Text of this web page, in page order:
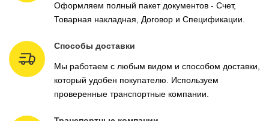
Оформляем полный пакет документов - Счет,
Товарная накладная, Договор и Спецификации.
Способы доставки
Мы работаем с любым видом и способом доставки,
который удобен покупателю. Используем
проверенные транспортные компании.